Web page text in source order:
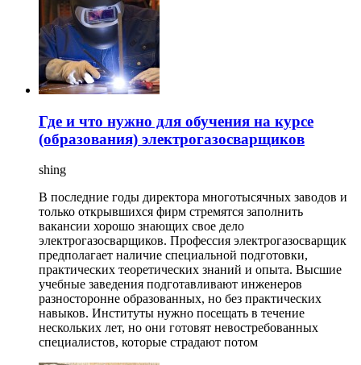
Где и что нужно для обучения на курсе
(образования) электрогазосварщиков
shing
В последние годы директора многотысячных заводов и
только открывшихся фирм стремятся заполнить
вакансии хорошо знающих свое дело
электрогазосварщиков. Профессия электрогазосварщик
предполагает наличие специальной подготовки,
практических теоретических знаний и опыта. Высшие
учебные заведения подготавливают инженеров
разносторонне образованных, но без практических
навыков. Институты нужно посещать в течение
нескольких лет, но они готовят невостребованных
специалистов, которые страдают потом